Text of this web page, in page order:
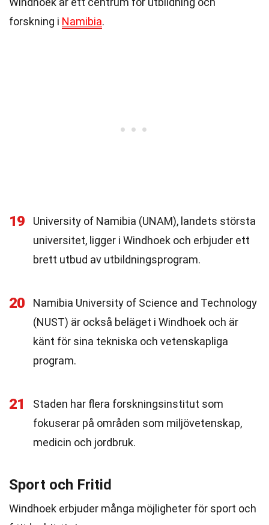
forskning i Namibia.
19
University of Namibia (UNAM), landets största
universitet, ligger i Windhoek och erbjuder ett
brett utbud av utbildningsprogram.
20
Namibia University of Science and Technology
(NUST) är också beläget i Windhoek och är
känt för sina tekniska och vetenskapliga
program.
21
Staden har flera forskningsinstitut som
fokuserar på områden som miljövetenskap,
medicin och jordbruk.
Sport och Fritid
Windhoek erbjuder många möjligheter för sport och